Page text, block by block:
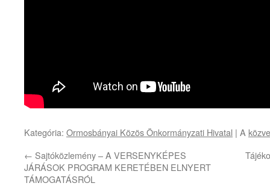
Kategória: Ormosbányai Közös Önkormányzati Hivatal | A
← Sajtóközlemény – A VERSENYKÉPES
JÁRÁSOK PROGRAM KERETÉBEN ELNYERT
TÁMOGATÁSRÓL